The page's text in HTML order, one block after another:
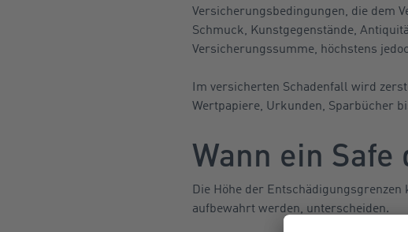
Versicherungsbedingungen, die dem
Schmuck, Kunstgegenstände,
Versicherungssumme, höchstens
Im versicherten Schadenfall wird
Wertpapiere, Urkunden, Sparbücher
Wann ein
Die Höhe der
aufbewahrt werden, unterscheiden.